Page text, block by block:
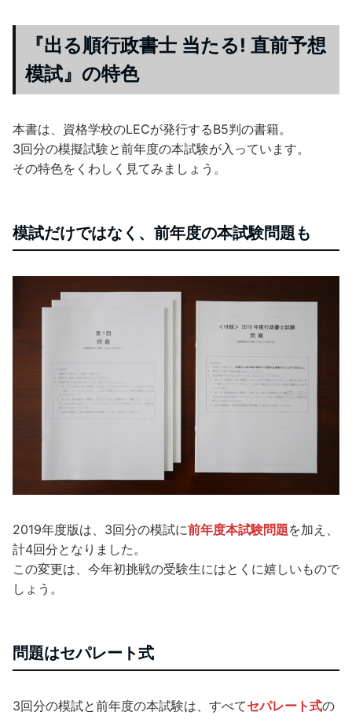
『出る順行政書士 当たる! 直前予想
模試』の特色
本書は、資格学校のLECが発行するB5判の書籍。
3回分の模擬試験と前年度の本試験が入っています。
その特色をくわしく見てみましょう。
模試だけではなく、前年度の本試験問題も
2019年度版は、3回分の模試に前年度本試験問題を加え、
計4回分となりました。
この変更は、今年初挑戦の受験生にはとくに嬉しいもので
しょう。
問題はセパレート式
3回分の模試と前年度の本試験は、すべてセパレート式の